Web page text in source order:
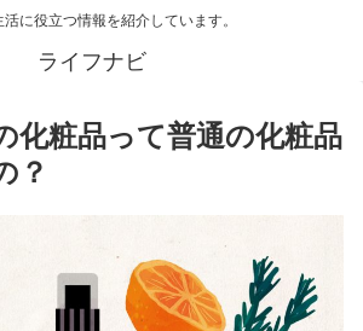
活に役立つ情報を紹介しています。
ライフナビ
化粧品って普通の化粧品
？